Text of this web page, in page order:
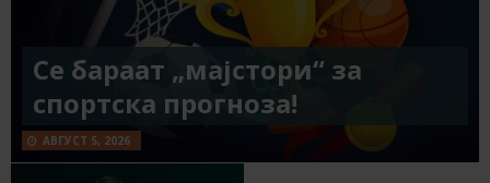
Се бараат „мајстори“ за
спортска прогноза!
АВГУСТ 5, 2026